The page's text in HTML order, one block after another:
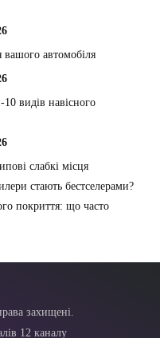
автомобіля
видів навісного
слабкі місця
стають бестселерами?
покриття: що часто
захищені.
12 каналу